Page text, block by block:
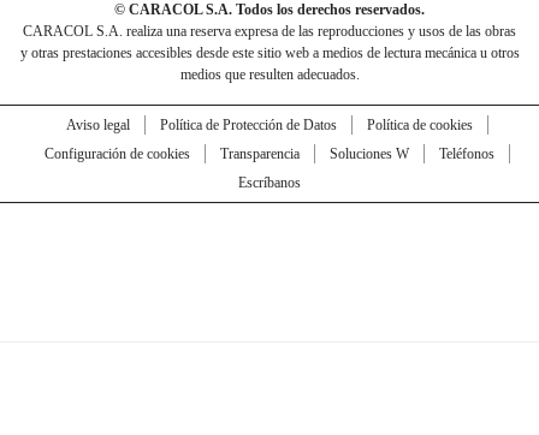
© CARACOL S.A. Todos los derechos reservados.
CARACOL S.A. realiza una reserva expresa de las reproducciones y usos de las obras
y otras prestaciones accesibles desde este sitio web a medios de lectura mecánica u otros
medios que resulten adecuados.
Aviso legal Política de Protección de Datos
Política de cookies
Configuración de cookies
Transparencia Soluciones W
Teléfonos
Escríbanos